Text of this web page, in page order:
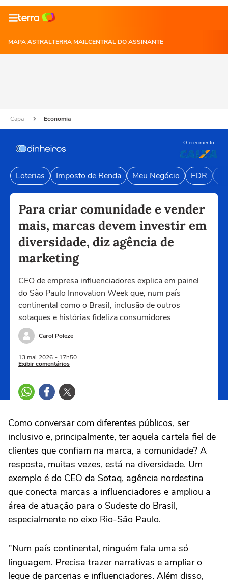
MAPA ASTRALTERRA MAILCENTRAL DO ASSINANTE
Capa Economia
Oferecimento
Loterias Imposto de Renda Meu Negócio FDR
Para criar comunidade e vender
mais, marcas devem investir em
diversidade, diz agência de
marketing
CEO de empresa influenciadores explica em painel
do São Paulo Innovation Week que, num país
continental como o Brasil, inclusão de outros
sotaques e histórias fideliza consumidores
Carol Poleze
13 mai 2026 - 17h50
Exibir comentários
Como conversar com diferentes públicos, ser
inclusivo e, principalmente, ter aquela cartela fiel de
clientes que confiam na marca, a comunidade? A
resposta, muitas vezes, está na diversidade. Um
exemplo é do CEO da Sotaq, agência nordestina
que conecta marcas a influenciadores e ampliou a
área de atuação para o Sudeste do Brasil,
especialmente no eixo Rio-São Paulo.
"Num país continental, ninguém fala uma só
linguagem. Precisa trazer narrativas e ampliar o
leque de parcerias e influenciadores. Além disso,